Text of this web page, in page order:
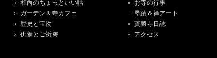
和尚のちょっといい話
ガーデン＆寺カフェ
歴史と宝物
供養とご祈祷
お寺の行事
墨蹟＆禅アート
寶勝寺日誌
アクセス